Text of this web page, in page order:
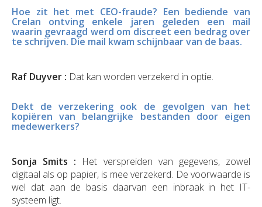
Hoe zit het met CEO-fraude? Een bediende van
Crelan ontving enkele jaren geleden een mail
waarin gevraagd werd om discreet een bedrag over
te schrijven. Die mail kwam schijnbaar van de baas.
Raf Duyver : Dat kan worden verzekerd in optie.
Dekt de verzekering ook de gevolgen van het
kopiëren van belangrijke bestanden door eigen
medewerkers?
Sonja Smits : Het verspreiden van gegevens, zowel
digitaal als op papier, is mee verzekerd. De voorwaarde is
wel dat aan de basis daarvan een inbraak in het IT-
systeem ligt.